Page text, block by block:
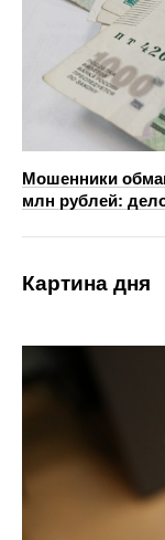
Мошенники
млн рублей:
Картина дня